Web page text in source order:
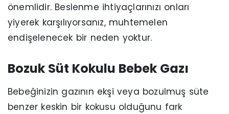
önemlidir. Beslenme ihtiyaçlarınızı onları
yiyerek karşılıyorsanız, muhtemelen
endişelenecek bir neden yoktur.
Bozuk Süt Kokulu Bebek Gazı
Bebeğinizin gazının ekşi veya bozulmuş süte
benzer keskin bir kokusu olduğunu fark